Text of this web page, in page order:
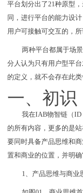
平台划分出了21种原型
同，进行平台的能力设
用户可接触可交互的，所
两种平台都属于场
分人认为只有用户型平
的定义，就不会存在此类
一、初识
我在IAB物智链（ID
的所有内容，更多的是
要同时具备产品思维和
置和商业的位置，并明确
1、产品思维与商业